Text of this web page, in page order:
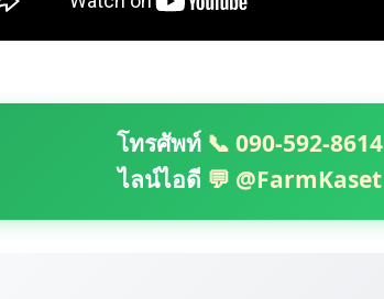
โทรศัพท์ 📞 090-592-8614
ไลน์ไอดี 💬 @FarmKaset